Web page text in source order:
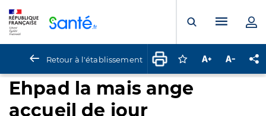
Ouvrir laMenu
Retour à l'établissement Connectez-vous
Augmenter la
Ehpad la mais ange
accueil de jour